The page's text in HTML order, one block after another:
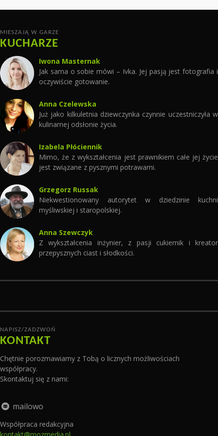
MIESZAJĄ W GARZE
KUCHARZE
Iwona Masternak
Jak sama o sobie mówi – Ivka. Jej pasją jest fotografia i
oczywiście gotowanie.
Anna Czelewska
Już jako kilkuletnia dziewczynka czynnie uczestniczyła w
kulinarnej odsłonie życia.
Izabela Płóciennik
Mimo, że z wykształcenia jest prawnikiem całe jej życie
jest związane z pysznymi potrawami.
Grzegorz Russak
Niekwestionowany autorytet w dziedzinie kuchni
myśliwskiej i staropolskiej.
Anna Szewczyk
Z wykształcenia inżynier, z pasji cukiernik i kreator
przepysznych ciast i słodkości.
NAPISZ/ZADZWOŃ
KONTAKT
Chętnie porozmawiamy z Tobą o licznych możliwościach
współpracy.
Skontaktuj się z nami:
mailowo
Współpraca redakcyjna